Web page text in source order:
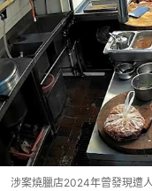
涉案燒臘店2024年曾發現遭